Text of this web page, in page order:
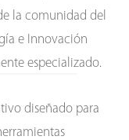
la comunidad del
e Innovación
especializado.
diseñado para